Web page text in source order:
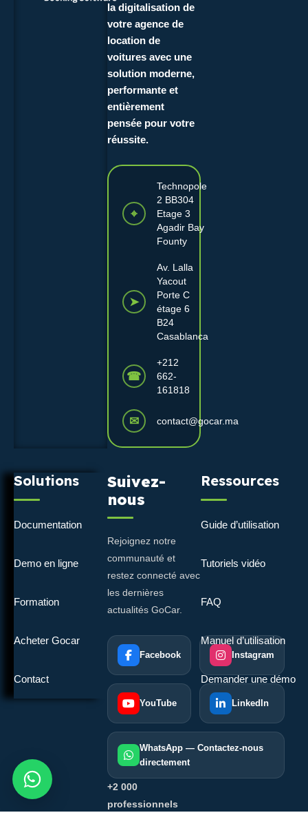
la digitalisation de
votre agence de
location de
voitures avec une
solution moderne,
performante et
entièrement
pensée pour votre
réussite.
⌖
Technopole
2 BB304
Etage 3
Agadir Bay
Founty
➤
Av. Lalla
Yacout
Porte C
étage 6
B24
Casablanca
☎
+212
662-
161818
✉ contact@gocar.ma
Solutions
Documentation
Demo en ligne
Formation
Acheter Gocar
Contact
Ressources
Guide d’utilisation
Tutoriels vidéo
FAQ
Manuel d’utilisation
Demander une démo
Suivez-
nous
Rejoignez notre
communauté et
restez connecté avec
les dernières
actualités GoCar.
Facebook Instagram
YouTube LinkedIn
WhatsApp — Contactez-nous
directement
+2 000
professionnels